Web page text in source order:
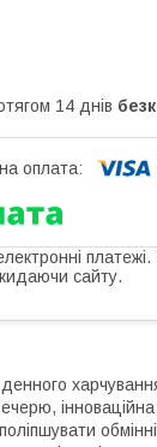
14 днів
сайту.
інноваційна